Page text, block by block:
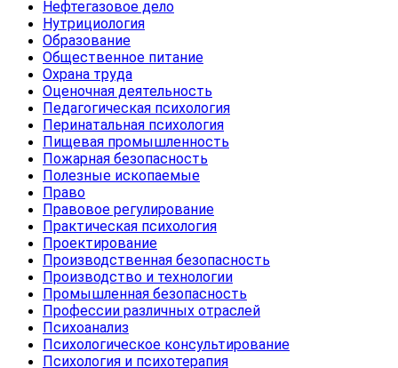
Нефтегазовое дело
Нутрициология
Образование
Общественное питание
Охрана труда
Оценочная деятельность
Педагогическая психология
Перинатальная психология
Пищевая промышленность
Пожарная безопасность
Полезные ископаемые
Право
Правовое регулирование
Практическая психология
Проектирование
Производственная безопасность
Производство и технологии
Промышленная безопасность
Профессии различных отраслей
Психоанализ
Психологическое консультирование
Психология и психотерапия